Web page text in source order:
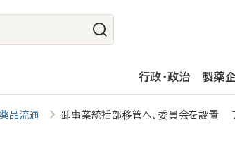
行政・政治 製薬
品流通 卸事業統括部移管へ、委員会を設置